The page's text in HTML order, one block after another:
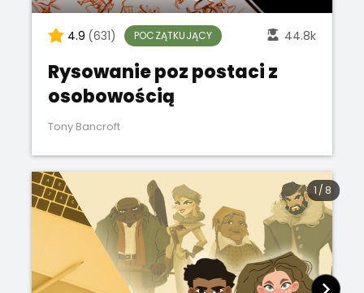
4.9 (631) POCZĄTKUJĄCY 44.8k
Rysowanie poz postaci z
osobowością
Tony Bancroft
1 / 8